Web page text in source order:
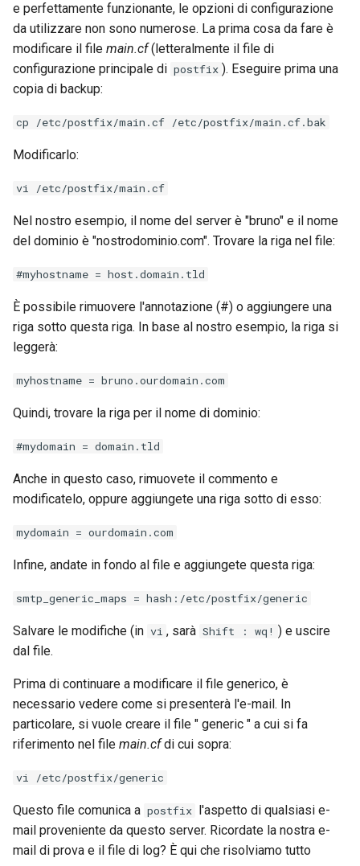
e perfettamente funzionante, le opzioni di configurazione
da utilizzare non sono numerose. La prima cosa da fare è
modificare il file main.cf(letteralmente il file di
configurazione principale di postfix ). Eseguire prima una
copia di backup:
cp /etc/postfix/main.cf /etc/postfix/main.cf.bak
Modificarlo:
vi /etc/postfix/main.cf
Nel nostro esempio, il nome del server è "bruno" e il nome
del dominio è "nostrodominio.com". Trovare la riga nel file:
#myhostname = host.domain.tld
È possibile rimuovere l'annotazione (#) o aggiungere una
riga sotto questa riga. In base al nostro esempio, la riga si
leggerà:
myhostname = bruno.ourdomain.com
Quindi, trovare la riga per il nome di dominio:
#mydomain = domain.tld
Anche in questo caso, rimuovete il commento e
modificatelo, oppure aggiungete una riga sotto di esso:
mydomain = ourdomain.com
Infine, andate in fondo al file e aggiungete questa riga:
smtp_generic_maps = hash:/etc/postfix/generic
Salvare le modifiche (in vi , sarà Shift : wq! ) e uscire
dal file.
Prima di continuare a modificare il file generico, è
necessario vedere come si presenterà l'e-mail. In
particolare, si vuole creare il file " generic " a cui si fa
riferimento nel file main.cfdi cui sopra:
vi /etc/postfix/generic
Questo file comunica a postfix l'aspetto di qualsiasi e-
mail proveniente da questo server. Ricordate la nostra e-
mail di prova e il file di log? È qui che risolviamo tutto